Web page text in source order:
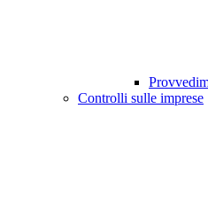
Controlli sulle imprese